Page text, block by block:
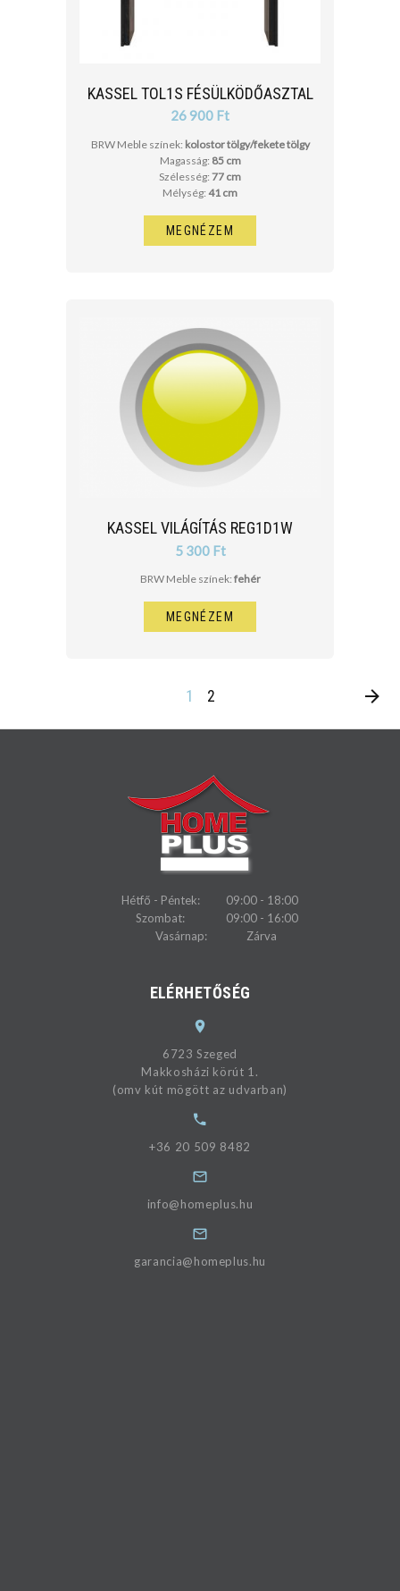
KASSEL TOL1S FÉSÜLKÖDŐASZTAL
26 900 Ft
BRW Meble színek: kolostor tölgy/fekete tölgy
Magasság: 85 cm
Szélesség: 77 cm
Mélység: 41 cm
MEGNÉZEM
KASSEL VILÁGÍTÁS REG1D1W
5 300 Ft
BRW Meble színek: fehér
MEGNÉZEM
1 2
Hétfő - Péntek:
09:00 - 18:00
Szombat:
09:00 - 16:00
Vasárnap:
Zárva
ELÉRHETŐSÉG
6723 Szeged
Makkosházi körút 1.
(omv kút mögött az udvarban)
+36 20 509 8482
info@homeplus.hu
garancia@homeplus.hu